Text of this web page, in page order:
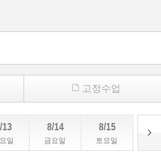
고정수업
13
일
8/14
금요일
8/15
토요일